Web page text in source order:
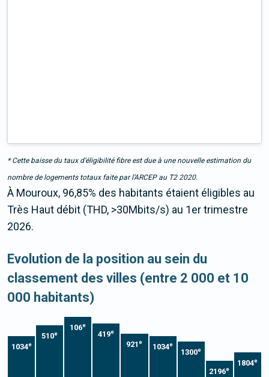
* Cette baisse du taux d’éligibilité fibre est due à une nouvelle estimation du
nombre de logements totaux faite par l’ARCEP au T2 2020.
À Mouroux, 96,85% des habitants étaient éligibles au
Très Haut débit (THD, >30Mbits/s) au 1er trimestre
2026.
Evolution de la position au sein du
classement des villes (entre 2 000 et 10
000 habitants)
1034e
510e
106e
419e
921e
1034e
1300e
2196e
1804e